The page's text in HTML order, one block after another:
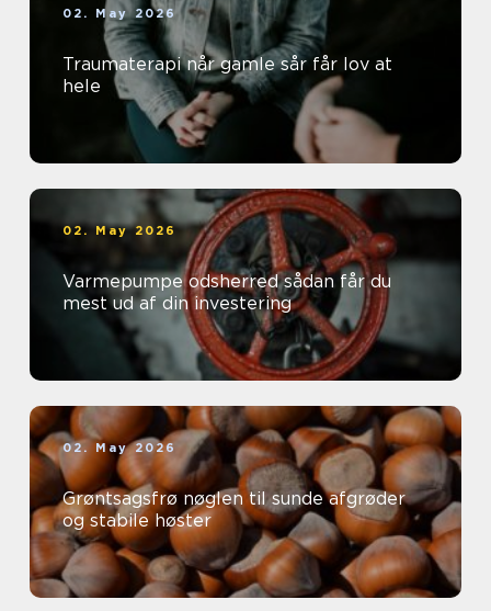
02. May 2026
Traumaterapi når gamle sår får lov at
hele
02. May 2026
Varmepumpe odsherred sådan får du
mest ud af din investering
02. May 2026
Grøntsagsfrø nøglen til sunde afgrøder
og stabile høster